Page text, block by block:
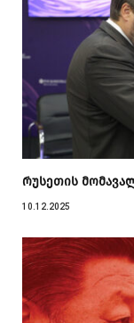
რუსეთის
10.12.2025